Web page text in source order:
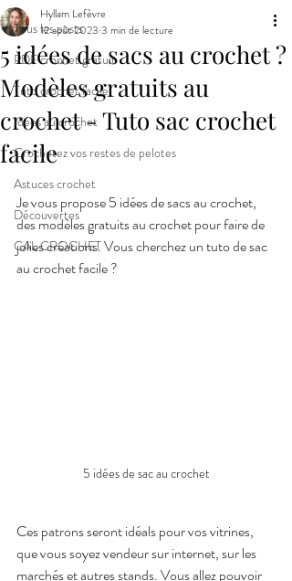
Tous les posts
PDF crochet gratuit
Tuto crochet facile
Idées au crochet
Crochetez vos restes de pelotes
Astuces crochet
Découvertes
CAL CROCHET
5 idées de sacs au crochet ?
Modèles gratuits au
crochet - Tuto sac crochet
facile
Hyllam Lefèvre
12 août 2023 3 min de lecture
Je vous propose 5 idées de sacs au crochet,
des modèles gratuits au crochet pour faire de
jolies créations. Vous cherchez un tuto de sac
au crochet facile ?
5 idées de sac au crochet
Ces patrons seront idéals pour vos vitrines,
que vous soyez vendeur sur internet, sur les
marchés et autres stands. Vous allez pouvoir